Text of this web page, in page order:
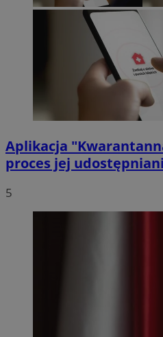
Aplikacja
proces jej
5